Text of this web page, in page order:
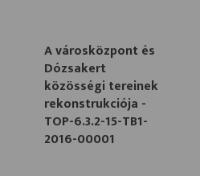
A városközpont és
Dózsakert
közösségi tereinek
rekonstrukciója -
TOP-6.3.2-15-TB1-
2016-00001